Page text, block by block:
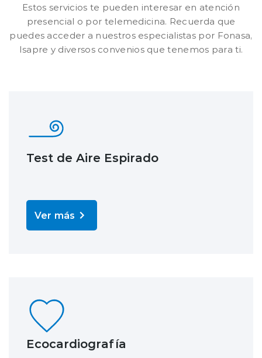
Estos servicios te pueden interesar en atención
presencial o por telemedicina. Recuerda que
puedes acceder a nuestros especialistas por Fonasa,
Isapre y diversos convenios que tenemos para ti.
Test de Aire Espirado
Ver más
Ecocardiografía